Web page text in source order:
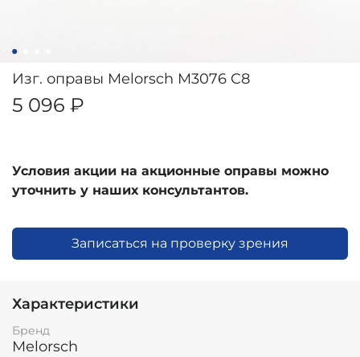
Изг. оправы Melorsch M3076 C8
5 096 ₽
Условия акции на акционные оправы можно
уточнить у наших консультантов.
Записаться на проверку зрения
Характеристики
Бренд
Melorsch